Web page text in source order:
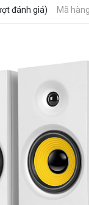
đánh giá) Mã